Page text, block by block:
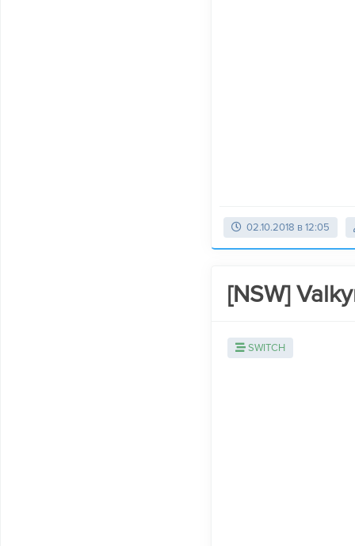
02.10.2018 в 12:05
[NSW]
SWITCH